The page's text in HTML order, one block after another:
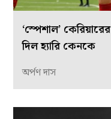
‘স্পেশাল’
দিল হ্যারি কেনকে
অর্পণ দাস